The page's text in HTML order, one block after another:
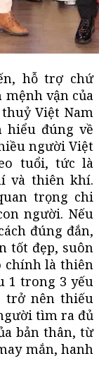
hỗ trợ chứ
vận của
Việt Nam
hiểu đúng về
người Việt
tuổi, tức là
và thiên khí.
trọng chi
người. Nếu
đúng đắn,
tốt đẹp, suôn
chính là thiên
1 trong 3 yếu
trở nên thiếu
tìm ra đủ
bản thân, từ
mắn, hanh